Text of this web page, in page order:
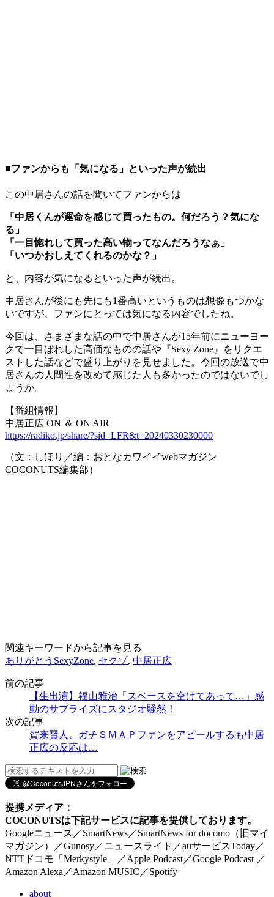
■ファンからも「気になる」といった声が続出
この中居さんの話を聞いてファンからは
「中居くんが運命を感じて買ったもの。何だろう？気にな
る」
「一目惚れして買った高い物ってなんだろうなぁ」
「いつかおしえてくれるのかな？」
と、内容が気になるといった声が続出。
中居さんが後にも先にも1番高いというものは想像もつかな
いですが、ファンにとっては気になる内容でしたね。
今回は、さまざまな話の中で中居さんが15年前にニューヨー
クで一目ぼれした高価なものの話や『Sexy Zone』をリクエ
ストした話などで盛り上がりを見せました。今回の放送で中
居さんの人間性を改めて感じた人も多かったのではないでし
ょうか。
【番組情報】
中居正広 ON ＆ ON AIR
https://radiko.jp/share/?sid=LFR&t=20240330230000
（文：しほり／編：おとなカワイイwebマガジン
COCONUTS編集部）
関連キーワードから記事を見る
ありがとうSexyZone, セクゾ, 中居正広
前の記事
【生出演】福山雅治「スペースを空けてあって…」感
動のサプライズにスタジオ騒然！
次の記事
賀来賢人、ガチＳＭＡＰファンをアピールするも中居
正広の反応は…
提携メディア：
COCONUTSは下記サービスに記事を提供しております。
Googleニュース／SmartNews／SmartNews for docomo（旧マイ
マガジン）／Gunosy／ニュースライト／auサービスToday／
NTTドコモ「Merkystyle」／Apple Podcast／Google Podcast ／
Amazon Alexa／Amazon MUSIC／Spotify
about